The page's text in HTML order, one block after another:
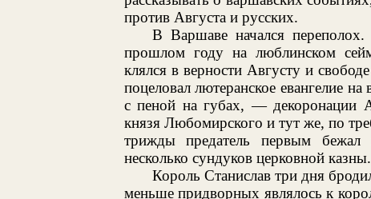
против Августа и русских.
В Варшаве начался
прошлом году на люблинском
клялся в верности Августу и
поцеловал лютеранское евангелие
с пеной на губах, — декоронации
князя Любомирского и тут же, по
трижды предатель первым
несколько сундуков церковной казны.
Король Станислав три дня
меньше придворных являлось к